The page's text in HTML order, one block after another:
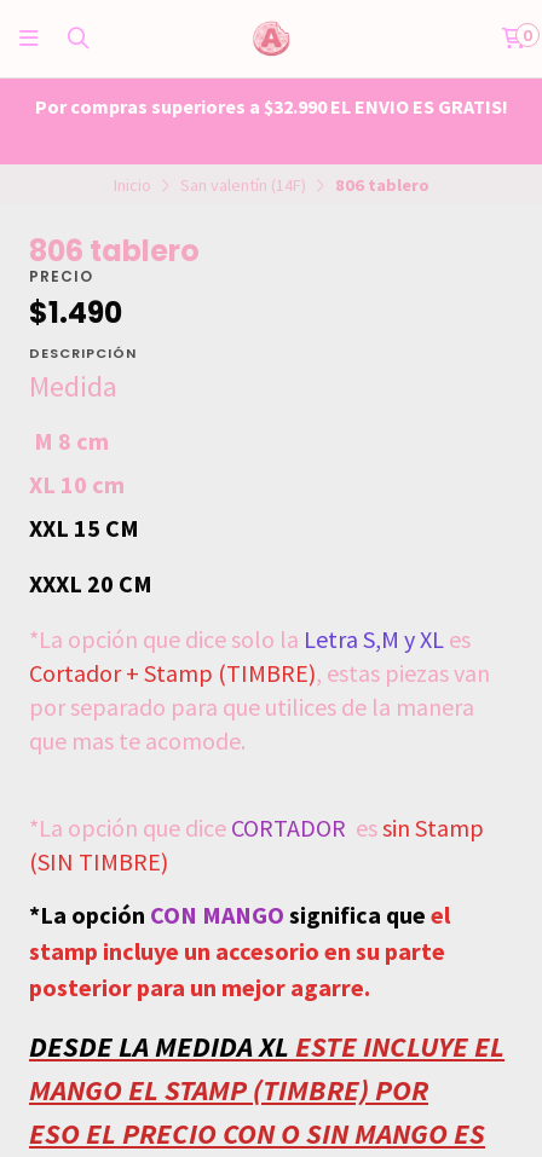
0
Por compras superiores a $32.990 EL ENVIO ES GRATIS!
Inicio San valentín (14F) 806 tablero
806 tablero
PRECIO
$1.490
DESCRIPCIÓN
Medida
M 8 cm
XL 10 cm
XXL 15 CM
XXXL 20 CM
*La opción que dice solo la Letra S,M y XL es
Cortador + Stamp (TIMBRE), estas piezas van
por separado para que utilices de la manera
que mas te acomode.
*La opción que dice CORTADOR essin Stamp
(SIN TIMBRE)
*La opción CON MANGO significa que el
stamp incluye un accesorio en su parte
posterior para un mejor agarre.
DESDE LA MEDIDAXLESTE INCLUYE EL
MANGO EL STAMP (TIMBRE) POR
ESO EL PRECIO CON O SIN MANGO ES